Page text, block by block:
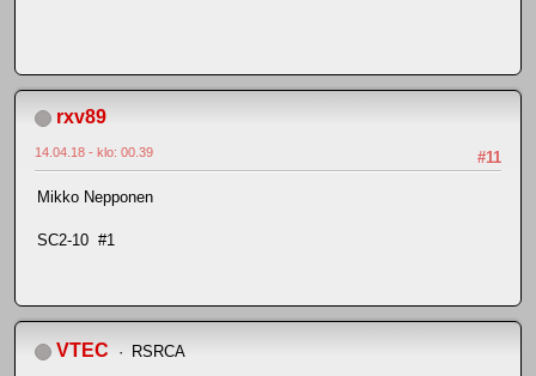
rxv89
#11
14.04.18 - klo: 00.39
Mikko Nepponen
SC2-10 #1
VTEC RSRCA